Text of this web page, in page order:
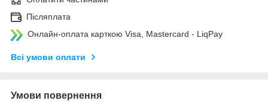
Післяплата
Онлайн-оплата карткою Visa, Mastercard - LiqPay
Всі умови оплати
Умови повернення